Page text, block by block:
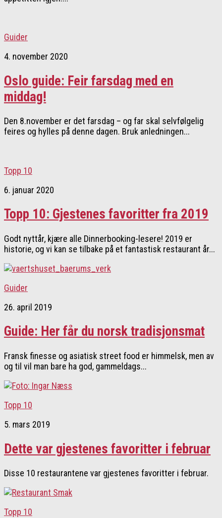
Guider
4. november 2020
Oslo guide: Feir farsdag med en
middag!
Den 8.november er det farsdag – og far skal selvfølgelig
feires og hylles på denne dagen. Bruk anledningen...
Topp 10
6. januar 2020
Topp 10: Gjestenes favoritter fra 2019
Godt nyttår, kjære alle Dinnerbooking-lesere! 2019 er
historie, og vi kan se tilbake på et fantastisk restaurant år...
Guider
26. april 2019
Guide: Her får du norsk tradisjonsmat
Fransk finesse og asiatisk street food er himmelsk, men av
og til vil man bare ha god, gammeldags...
Topp 10
5. mars 2019
Dette var gjestenes favoritter i februar
Disse 10 restaurantene var gjestenes favoritter i februar.
Topp 10